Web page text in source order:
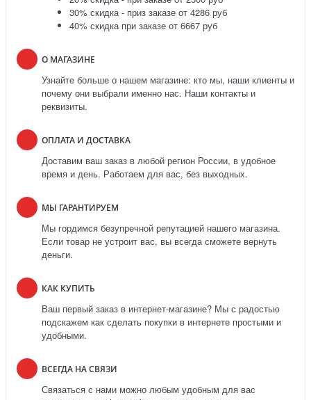
30% скидка - приз заказе от 4286 руб
40% скидка при заказе от 6667 руб
О МАГАЗИНЕ
Узнайте больше о нашем магазине: кто мы, наши клиенты и
почему они выбрали именно нас. Наши контакты и
реквизиты.
ОПЛАТА И ДОСТАВКА
Доставим ваш заказ в любой регион России, в удобное
время и день. Работаем для вас, без выходных.
МЫ ГАРАНТИРУЕМ
Мы гордимся безупречной репутацией нашего магазина.
Если товар не устроит вас, вы всегда сможете вернуть
деньги.
КАК КУПИТЬ
Ваш первый заказ в интернет-магазине? Мы с радостью
подскажем как сделать покупки в интернете простыми и
удобными.
ВСЕГДА НА СВЯЗИ
Связаться с нами можно любым удобным для вас